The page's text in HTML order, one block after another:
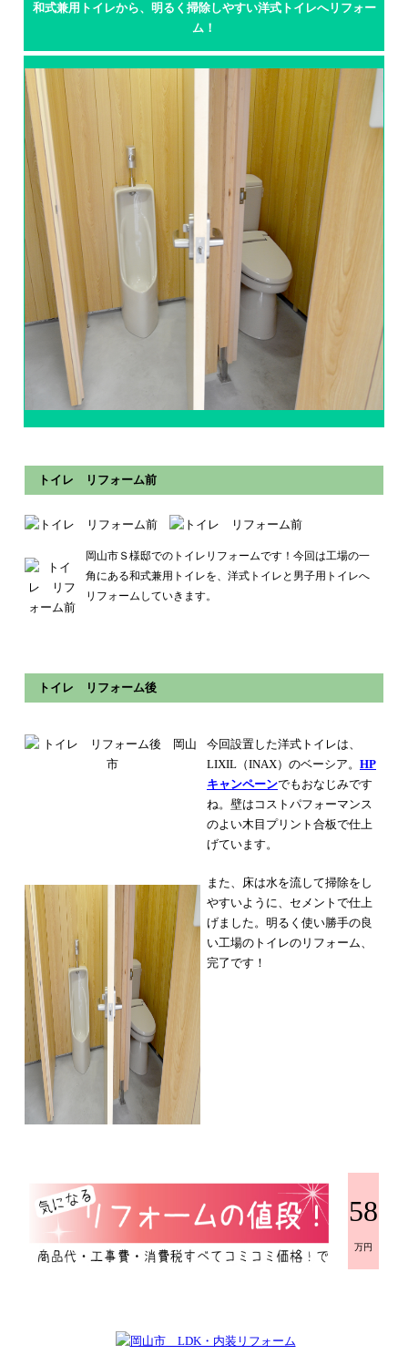
和式兼用トイレから、明るく掃除しやすい洋式トイレへリフォー
ム！
トイレ リフォーム前
岡山市Ｓ様邸でのトイレリフォームです！ 今回は工場の一
角にある和式兼用トイレを、洋式トイレと男子用トイレへ
リフォームしていきます。
トイレ リフォーム後
今回設置した洋式トイレは、
LIXIL（INAX）のベーシア。 HP
キャンペーンでもおなじみです
ね。 壁はコストパフォーマンス
のよい木目プリント合板で仕上
げています。
また、床は水を流して掃除をし
やすいように、セメントで仕上
げました。 明るく使い勝手の良
い工場のトイレのリフォーム、
完了です！
58
万円